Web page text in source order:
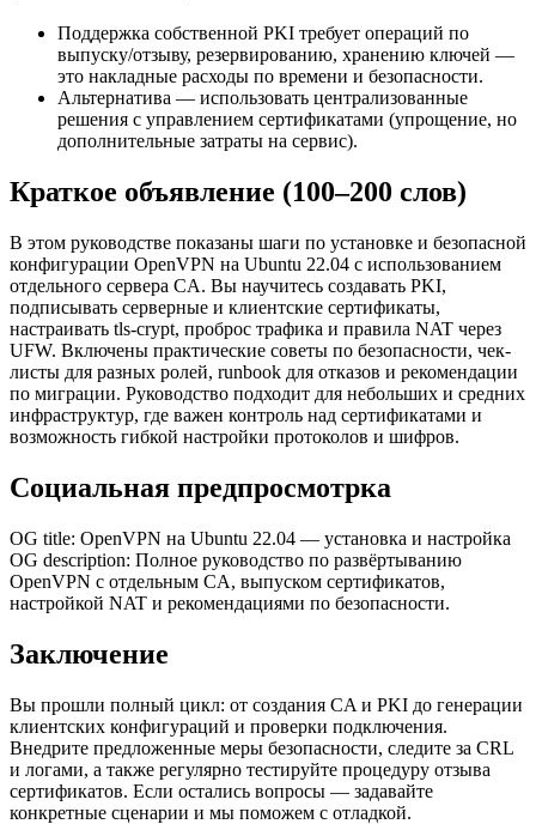
Поддержка собственной PKI требует операций по
выпуску/отзыву, резервированию, хранению ключей —
это накладные расходы по времени и безопасности.
Альтернатива — использовать централизованные
решения с управлением сертификатами (упрощение, но
дополнительные затраты на сервис).
Краткое объявление (100–200 слов)
В этом руководстве показаны шаги по установке и безопасной
конфигурации OpenVPN на Ubuntu 22.04 с использованием
отдельного сервера CA. Вы научитесь создавать PKI,
подписывать серверные и клиентские сертификаты,
настраивать tls-crypt, проброс трафика и правила NAT через
UFW. Включены практические советы по безопасности, чек-
листы для разных ролей, runbook для отказов и рекомендации
по миграции. Руководство подходит для небольших и средних
инфраструктур, где важен контроль над сертификатами и
возможность гибкой настройки протоколов и шифров.
Социальная предпросмотрка
OG title: OpenVPN на Ubuntu 22.04 — установка и настройка
OG description: Полное руководство по развёртыванию
OpenVPN с отдельным CA, выпуском сертификатов,
настройкой NAT и рекомендациями по безопасности.
Заключение
Вы прошли полный цикл: от создания CA и PKI до генерации
клиентских конфигураций и проверки подключения.
Внедрите предложенные меры безопасности, следите за CRL
и логами, а также регулярно тестируйте процедуру отзыва
сертификатов. Если остались вопросы — задавайте
конкретные сценарии и мы поможем с отладкой.